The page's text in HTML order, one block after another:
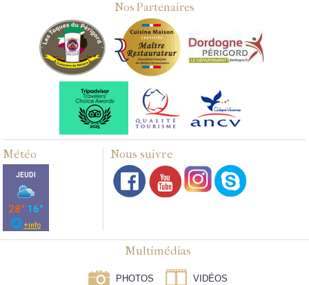
Nos Partenaires
Météo Nous suivre
Multimédias
PHOTOS VIDÉOS